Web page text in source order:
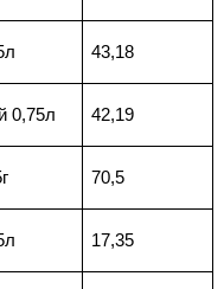
43,18
0,75л 42,19
70,5
17,35